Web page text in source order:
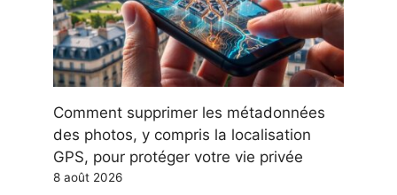
Comment supprimer les métadonnées
des photos, y compris la localisation
GPS, pour protéger votre vie privée
8 août 2026